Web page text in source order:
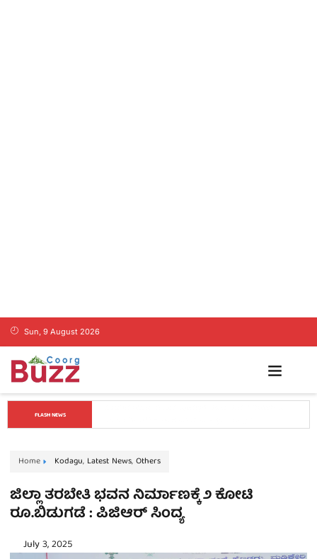
Sun, 9 August 2026
FLASH NEWS
Home Kodagu, Latest News,Others
ಜಿಲ್ಲಾ ತರಬೇತಿ ಭವನ ನಿರ್ಮಾಣಕ್ಕೆ ೨ ಕೋಟಿ
ರೂ.ಬಿಡುಗಡೆ : ಪಿಜಿಆರ್ ಸಿಂದ್ಯ
July 3, 2025